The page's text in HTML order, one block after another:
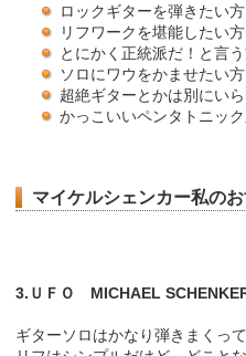
ロックギターを弾きたい方
リフワークを堪能したい方
とにかく正統派だ！と言
ソロにワウをかませたい方
超絶ギターとかは別にい
かっこいいペンタトニッ
マイケルシェンカー私の
3.ＵＦＯ MICHAEL
ギターソロはかなり弾きまくって